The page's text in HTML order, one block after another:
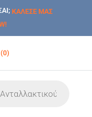
ΚΑΛΕΣΕ ΜΑΣ
(0)